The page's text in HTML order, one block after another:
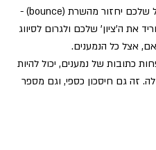
אתם מורידים את הסיכוי שמייל שלכם יחזור מהשרת (bounce) -
את ה'ציון' שלכם ולגרום לסיווג
אצל כל הנמענים.
כתובות של נמענים, יכול להיות
זה גם חיסכון כספי, וגם מספר